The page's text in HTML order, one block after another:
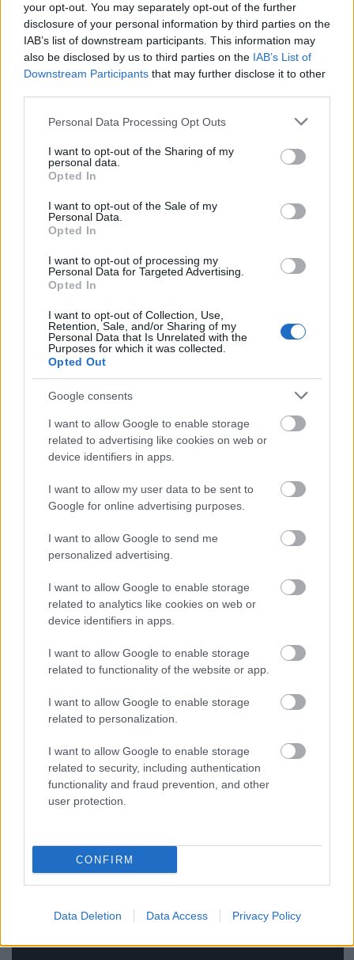
your opt-out. You may separately opt-out of the further
disclosure of your personal information by third parties on the
IAB’s list of downstream participants. This information may
also be disclosed by us to third parties on the IAB’s List of
Downstream Participants that may further disclose it to other
Please note that this website/app uses one or more Google
not limited to your visit or usage behaviour. You may click to
grant or deny consent to Google and its third-party tags to
use your data for below specified purposes in below Google
consent section.
Personal Data Processing Opt Outs
I want to opt-out of the Sharing of my
personal data.
Opted In
I want to opt-out of the Sale of my
Personal Data.
Opted In
I want to opt-out of processing my
Personal Data for Targeted Advertising.
Opted In
I want to opt-out of Collection, Use,
Retention, Sale, and/or Sharing of my
Personal Data that Is Unrelated with the
Purposes for which it was collected.
Opted Out
Google consents
I want to allow Google to enable storage
related to advertising like cookies on web or
device identifiers in apps.
I want to allow my user data to be sent to
Google for online advertising purposes.
I want to allow Google to send me
personalized advertising.
I want to allow Google to enable storage
related to analytics like cookies on web or
device identifiers in apps.
I want to allow Google to enable storage
related to functionality of the website or app.
I want to allow Google to enable storage
related to personalization.
I want to allow Google to enable storage
related to security, including authentication
functionality and fraud prevention, and other
user protection.
CONFIRM
Data Deletion Data Access Privacy Policy
A Hanosz idén is kiosztotta az Öröm a Zene Díjat 12
kategóriában. Ezzel a hangszeres-élőzene
népszerűsítése iránti elkötelezett személyeket
kívánta elismerni. Az év zenésze Köteles Leander, az
zenepedagógusa díjat idén nem egy tanár, hanem
egy intézmény, a Kőbányai Zenei Stúdió kapta. Az év
hangmérnöke Mohai György, az év hangtechnikusa
Bácskay Gábor, az év fény- és látványtechnikusa
Tibor, az év zenei újságírója Hegedűs István, az év
különdíjasa Jantyik Zsolt, a Budapest Music Expo
különdíjas terméke a Pearl MinicPro Dobmodul és
Pearl E-merge elektromos dob lett.
A Budapest Music Expóra idén is több tízezer
zeneszerető ember látogatott ki. Andrásik Remo
főszervező, akivel múlt héteninterjút is készítettünk
így értékelte az eseményt:
az összes eddigi közül, mivel az idei évben
számtalan olyan jelentős történést sikerült
megvalósítanunk, amit ezelőtt még senki
sem csinált Magyarországon. Ilyen például a
Magyar Gitárosok Fala, amivel
tiszteleghettünk számos ma élő és alkotó
gitáros előtt, vagy az oktatási szekció, amely
páratlan összefogással jött létre. De
említhetném a 93 szakmai programot is.
Az expót idén 13. alkalommal rendezték meg, és a
szervezők szeretnék jövőre is tető alá hozni a
rendezvényt. A három nap eseményeiről további
ExpoweboldalánésFacebookján.